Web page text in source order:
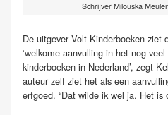
Schrijver Milouska
De uitgever Volt Kinderboeken ziet
‘welkome aanvulling in het nog
kinderboeken in Nederland’, zegt
auteur zelf ziet het als een
erfgoed. “Dat wilde ik wel ja. Het is